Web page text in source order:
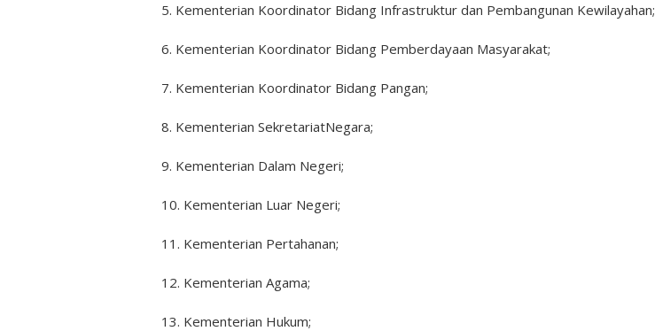
5. Kementerian Koordinator Bidang Infrastruktur dan Pembangunan Kewilayahan;
6. Kementerian Koordinator Bidang Pemberdayaan Masyarakat;
7. Kementerian Koordinator Bidang Pangan;
8. Kementerian SekretariatNegara;
9. Kementerian Dalam Negeri;
10. Kementerian Luar Negeri;
11. Kementerian Pertahanan;
12. Kementerian Agama;
13. Kementerian Hukum;